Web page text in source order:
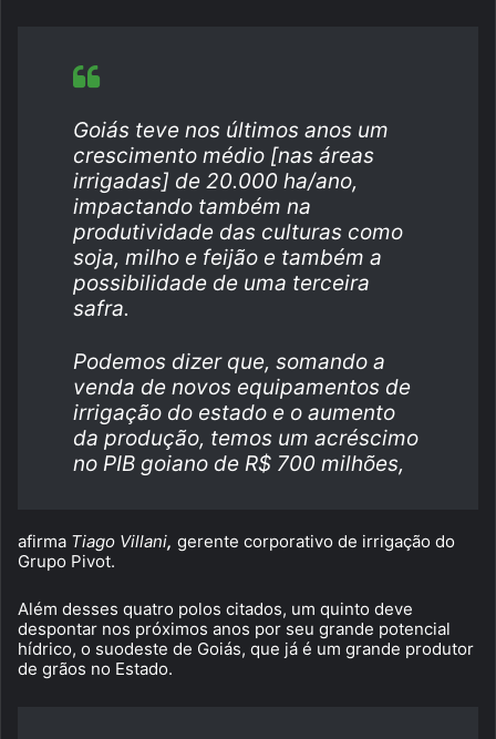
Goiás teve nos últimos anos um
crescimento médio [nas áreas
irrigadas] de 20.000 ha/ano,
impactando também na
produtividade das culturas como
soja, milho e feijão e também a
possibilidade de uma terceira
safra.
Podemos dizer que, somando a
venda de novos equipamentos de
irrigação do estado e o aumento
da produção, temos um acréscimo
no PIB goiano de R$ 700 milhões,
afirma Tiago Villani, gerente corporativo de irrigação do
Grupo Pivot.
Além desses quatro polos citados, um quinto deve
despontar nos próximos anos por seu grande potencial
hídrico, o suodeste de Goiás, que já é um grande produtor
de grãos no Estado.